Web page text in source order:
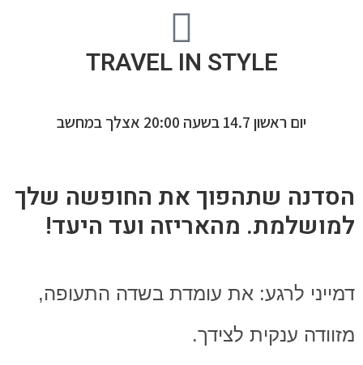
TRAVEL IN STYLE
יום ראשון 14.7 בשעה 20:00 אצלך במחשב
הסדנה שתהפוך את החופשה שלך
למושלמת. מהאריזה ועד היעד!
דמייני לרגע: את עומדת בשדה התעופה,
מזוודה ענקית לצידך.